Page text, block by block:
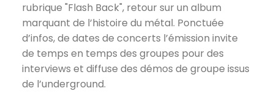
rubrique "Flash Back", retour sur un album
marquant de l’histoire du métal. Ponctuée
d’infos, de dates de concerts l’émission invite
de temps en temps des groupes pour des
interviews et diffuse des démos de groupe issus
de l’underground.